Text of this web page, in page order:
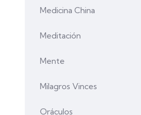
Medicina China
Meditación
Mente
Milagros Vinces
Oráculos